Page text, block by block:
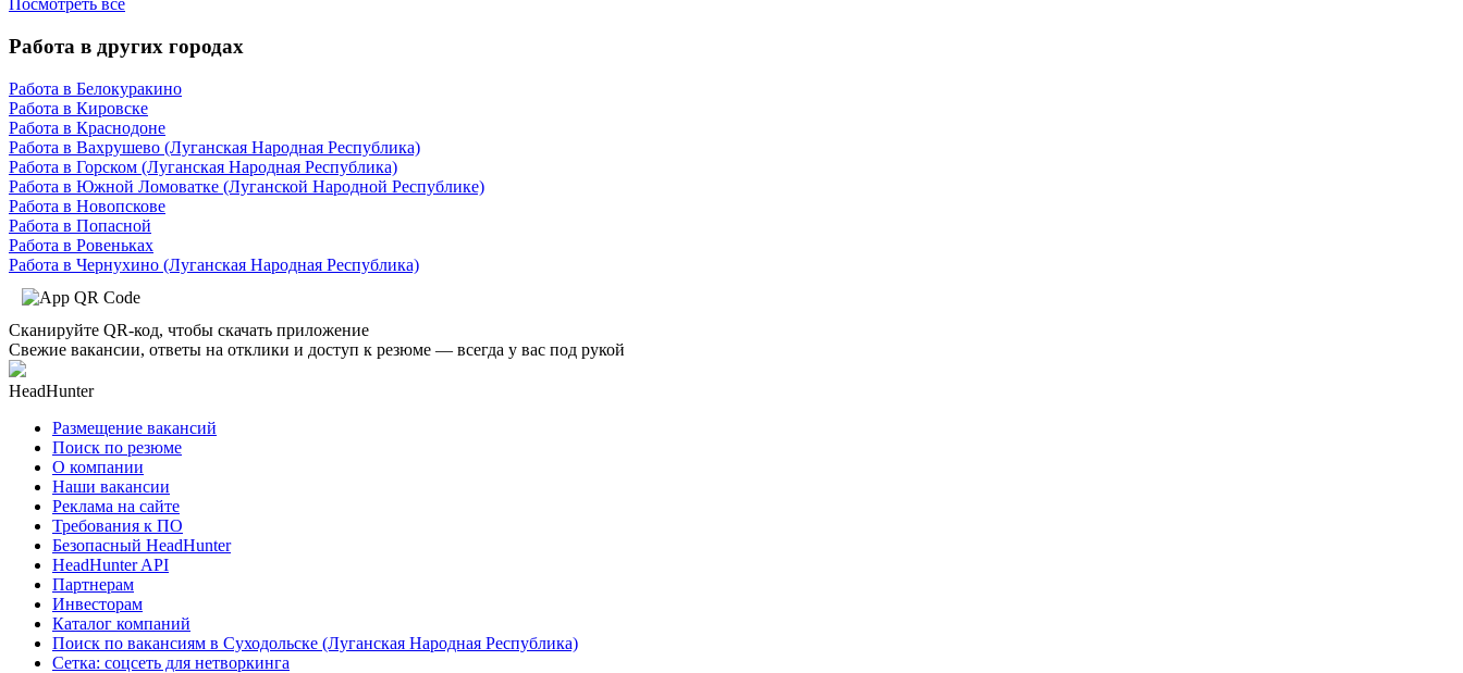
Посмотреть все
Работа в других городах
Работа в Белокуракино
Работа в Кировске
Работа в Краснодоне
Работа в Вахрушево (Луганская Народная Республика)
Работа в Горском (Луганская Народная Республика)
Работа в Южной Ломоватке (Луганской Народной Республике)
Работа в Новопскове
Работа в Попасной
Работа в Ровеньках
Работа в Чернухино (Луганская Народная Республика)
Сканируйте QR-код, чтобы скачать приложение
Свежие вакансии, ответы на отклики и доступ к резюме — всегда у вас под рукой
HeadHunter
Размещение вакансий
Поиск по резюме
О компании
Наши вакансии
Реклама на сайте
Требования к ПО
Безопасный HeadHunter
HeadHunter API
Партнерам
Инвесторам
Каталог компаний
Поиск по вакансиям в Суходольске (Луганская Народная Республика)
Сетка: соцсеть для нетворкинга